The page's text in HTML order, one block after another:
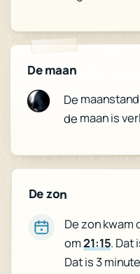
De maan
De
de maan is
De zon
De zon kwam
om21:15. Dat
Dat is 3